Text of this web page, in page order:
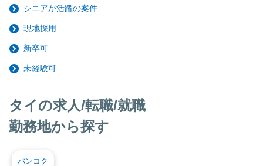
シニアが活躍の案件
現地採用
新卒可
未経験可
タイの求人/転職/就職
勤務地から探す
バンコク